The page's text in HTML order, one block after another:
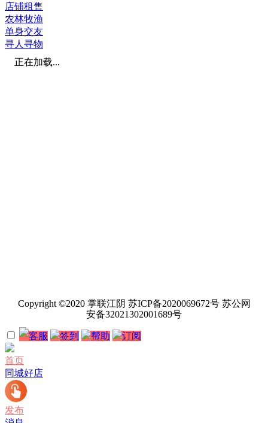
店铺租售
农林牧渔
单身交友
寻人寻物
正在加载...
Copyright ©2020 掌联江阴 苏ICP备2020069672号 苏公网
安备32021302001689号
客服 签到 帮助 订阅
首页
同城好店
发布